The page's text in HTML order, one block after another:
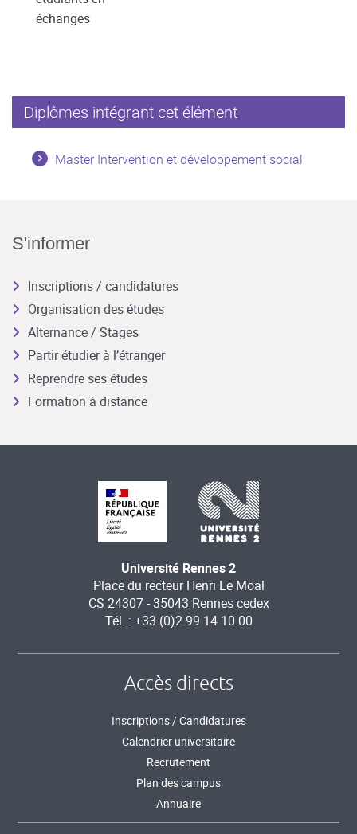
échanges
Diplômes intégrant cet élément
Master Intervention et développement social
S'informer
Inscriptions / candidatures
Organisation des études
Alternance / Stages
Partir étudier à l’étranger
Reprendre ses études
Formation à distance
Université Rennes 2
Place du recteur Henri Le Moal
CS 24307 - 35043 Rennes cedex
Tél. : +33 (0)2 99 14 10 00
Accès directs
Inscriptions / Candidatures
Calendrier universitaire
Recrutement
Plan des campus
Annuaire